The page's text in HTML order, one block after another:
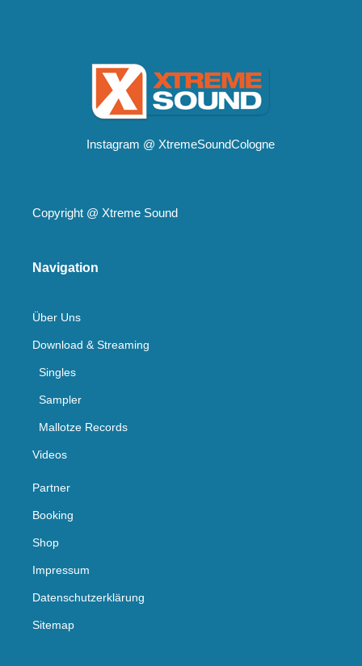
Instagram @ XtremeSoundCologne
Copyright @ Xtreme Sound
Navigation
Über Uns
Download & Streaming
Singles
Sampler
Mallotze Records
Videos
Partner
Booking
Shop
Impressum
Datenschutzerklärung
Sitemap